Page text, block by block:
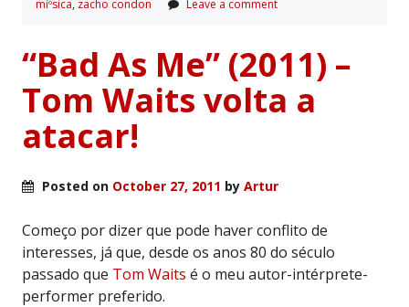
míºsica, zacho condon Leave a comment
“Bad As Me” (2011) –
Tom Waits volta a
atacar!
Posted on October 27, 2011 by Artur
Começo por dizer que pode haver conflito de
interesses, já que, desde os anos 80 do século
passado que Tom Waits é o meu autor-intérprete-
performer preferido.